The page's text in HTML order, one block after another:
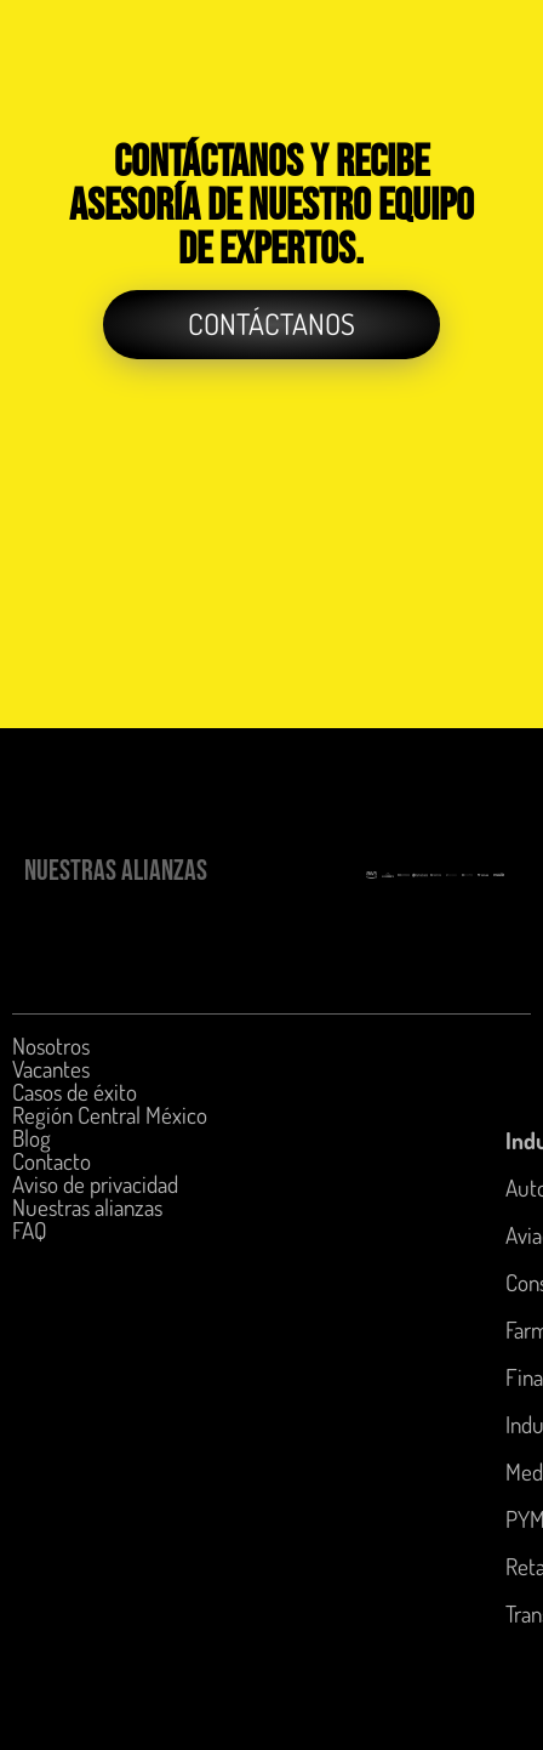
Contáctanos y recibe
asesoría de nuestro equipo
de expertos.
CONTÁCTANOS
NUESTRAS ALIANZAS
Nosotros
Vacantes
Casos de éxito
Región Central México
Blog
Contacto
Aviso de privacidad
Nuestras alianzas
FAQ